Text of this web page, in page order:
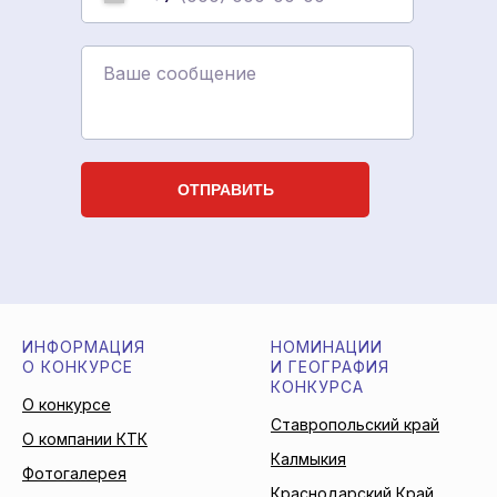
Ваше сообщение
ОТПРАВИТЬ
ИНФОРМАЦИЯ
О КОНКУРСЕ
О конкурсе
О компании КТК
Фотогалерея
НОМИНАЦИИ
И ГЕОГРАФИЯ
КОНКУРСА
Ставропольский край
Калмыкия